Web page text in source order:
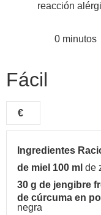
reacción
0 minutos
Fácil
€
Ingredientes
de miel 100 ml de
30 g de jengibre
de cúrcuma en
negra